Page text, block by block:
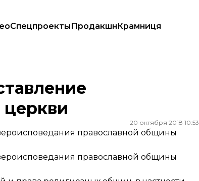
СпецпроектыПродакшнКрамниця
церкви
20 октября 2018 10:53
православной общины
православной общины